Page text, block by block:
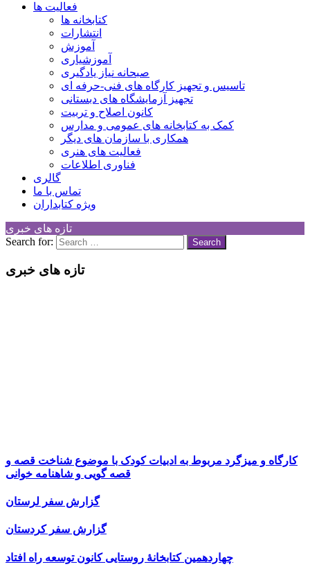
فعالیت ها
کتابخانه ها
انتشارات
آموزش
آموزشیاری
صبحانه نیاز یادگیری
تاسیس و تجهیز کارگاه های فنی-حرفه ای
تجهیز آزمایشگاه های دبستانی
کانون اصلاح و تربیت
کمک به کتابخانه های عمومی و مدارس
همکاری با سازمان های دیگر
فعالیت های هنری
فناوری اطلاعات
گالری
تماس با ما
ویژه کتابداران
تازه های خبری
Search for:
تازه های خبری
کارگاه و میزگرد مربوط به ادبیات کودک با موضوع شناخت قصه و
قصه گویی و شاهنامه خوانی
گزارش سفر لرستان
گزارش سفر کردستان
چهاردهمین کتابخانۀ روستایی کانون توسعه راه افتاد